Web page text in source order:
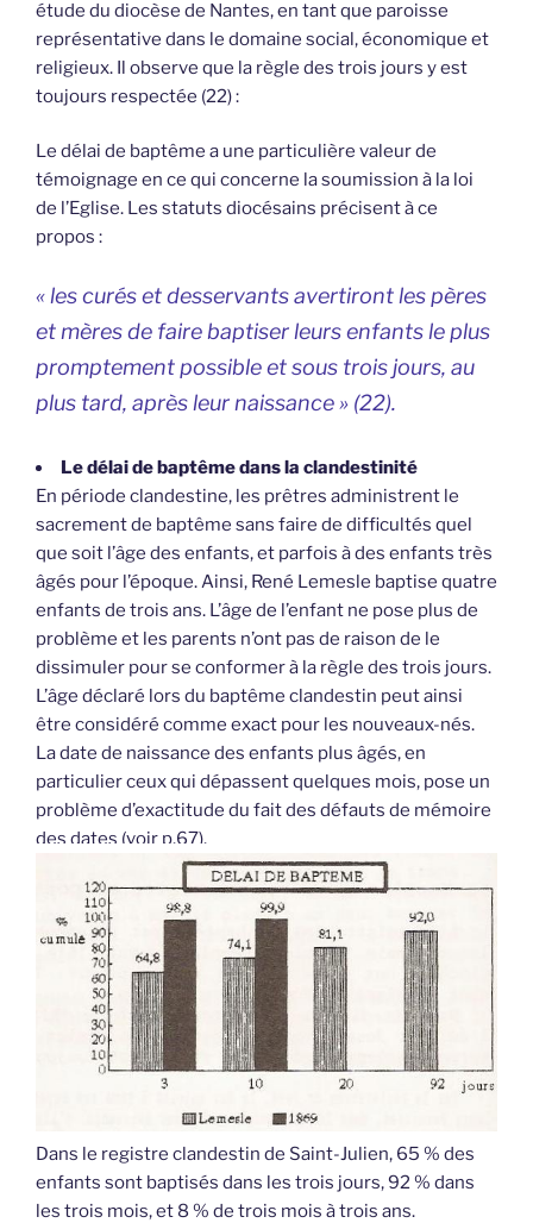
étude du diocèse de Nantes, en tant que paroisse
représentative dans le domaine social, économique et
religieux. Il observe que la règle des trois jours y est
toujours respectée (22) :
Le délai de baptême a une particulière valeur de
témoignage en ce qui concerne la soumission à la loi
de l’Eglise. Les statuts diocésains précisent à ce
propos :
« les curés et desservants avertiront les pères
et mères de faire baptiser leurs enfants le plus
promptement possible et sous trois jours, au
plus tard, après leur naissance » (22).
Le délai de baptême dans la clandestinité
En période clandestine, les prêtres administrent le
sacrement de baptême sans faire de difficultés quel
que soit l’âge des enfants, et parfois à des enfants très
âgés pour l’époque. Ainsi, René Lemesle baptise quatre
enfants de trois ans. L’âge de l’enfant ne pose plus de
problème et les parents n’ont pas de raison de le
dissimuler pour se conformer à la règle des trois jours.
L’âge déclaré lors du baptême clandestin peut ainsi
être considéré comme exact pour les nouveaux-nés.
La date de naissance des enfants plus âgés, en
particulier ceux qui dépassent quelques mois, pose un
problème d’exactitude du fait des défauts de mémoire
des dates (voir p.67).
Dans le registre clandestin de Saint-Julien, 65 % des
enfants sont baptisés dans les trois jours, 92 % dans
les trois mois, et 8 % de trois mois à trois ans.